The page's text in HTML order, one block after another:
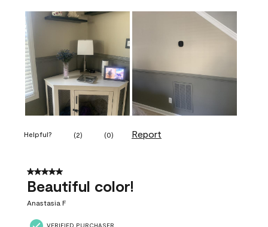
Helpful? (2) (0) Report
5 out of 5 stars.
Beautiful color!
Anastasia F
VERIFIED PURCHASER